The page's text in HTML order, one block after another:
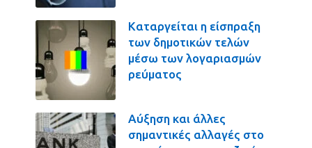
Καταργείται η είσπραξη
των δημοτικών τελών
μέσω των λογαριασμών
ρεύματος
Αύξηση και άλλες
σημαντικές αλλαγές στο